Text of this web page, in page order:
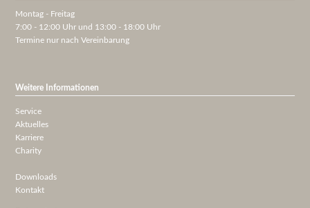
Montag - Freitag
7:00 - 12:00 Uhr und 13:00 - 18:00 Uhr
Termine nur nach Vereinbarung
Weitere Informationen
Service
Aktuelles
Karriere
Charity
Downloads
Kontakt